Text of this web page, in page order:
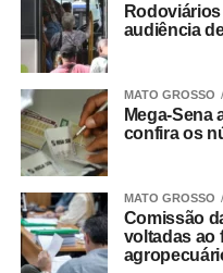
audiência
MATO GROSSO
Mega-Sena
confira os
MATO GROSSO
Comissão
voltadas ao